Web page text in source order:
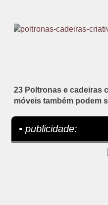
23 Poltronas e cadeiras
móveis também podem
• publicidade: